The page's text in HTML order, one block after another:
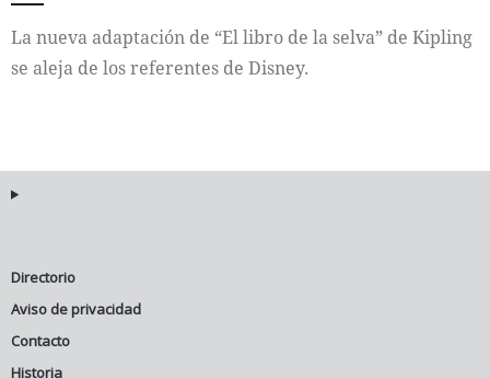
La nueva adaptación de “El libro de la selva” de Kipling
se aleja de los referentes de Disney.
Directorio
Aviso de privacidad
Contacto
Historia